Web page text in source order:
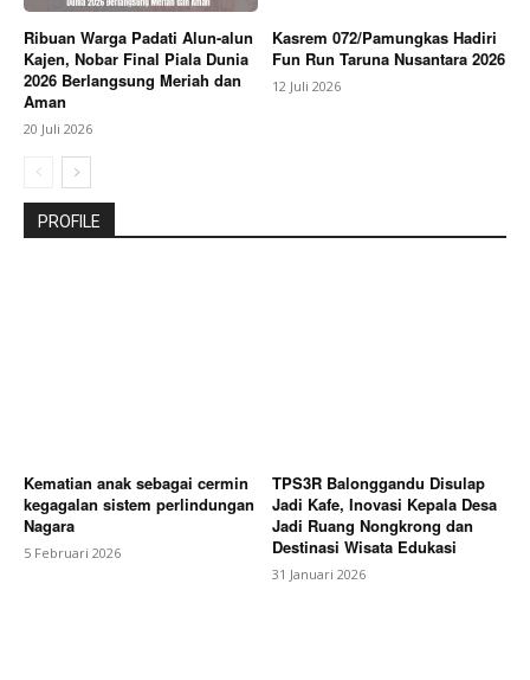
Ribuan Warga Padati Alun-alun
Kajen, Nobar Final Piala Dunia
2026 Berlangsung Meriah dan
Aman
20 Juli 2026
Kasrem 072/Pamungkas Hadiri
Fun Run Taruna Nusantara 2026
12 Juli 2026
PROFILE
Kematian anak sebagai cermin
kegagalan sistem perlindungan
Nagara
5 Februari 2026
TPS3R Balonggandu Disulap
Jadi Kafe, Inovasi Kepala Desa
Jadi Ruang Nongkrong dan
Destinasi Wisata Edukasi
31 Januari 2026